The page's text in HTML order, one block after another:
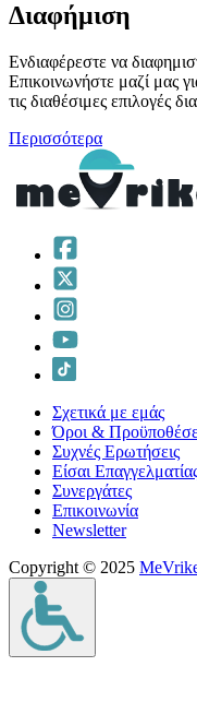
Διαφήμιση
Ενδιαφέρεστε να
Επικοινωνήστε μαζί μας
τις διαθέσιμες επιλογές
Περισσότερα
Σχετικά με εμάς
Όροι &
Συχνές Ερωτήσεις
Είσαι
Συνεργάτες
Επικοινωνία
Νewsletter
Copyright © 2025